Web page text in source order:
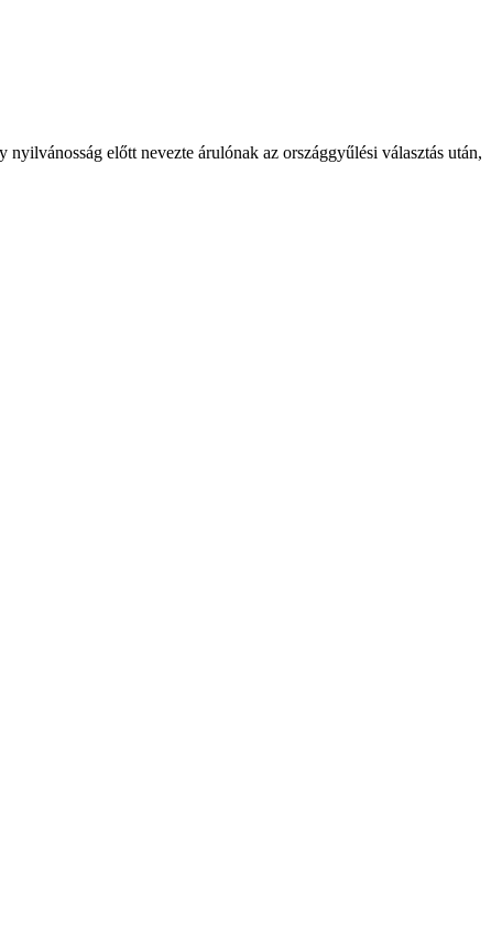
előtt nevezte árulónak az országgyűlési választás után,